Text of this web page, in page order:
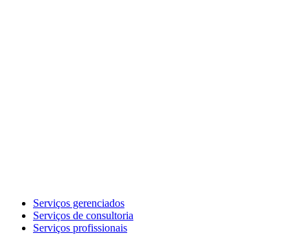
Serviços gerenciados
Serviços de consultoria
Serviços profissionais